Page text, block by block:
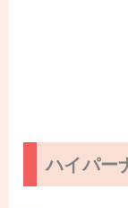
ハイパー